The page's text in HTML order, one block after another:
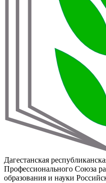
Дагестанская
Профессионального Союза
образования и науки